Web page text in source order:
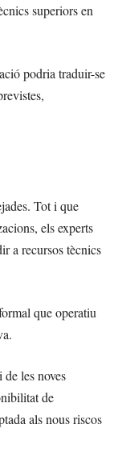
superiors en
podria traduir-se
Tot i que
els experts
a recursos tècnics
que operatiu
les noves
de
als nous riscos